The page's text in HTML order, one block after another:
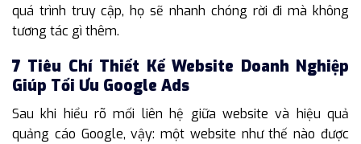
quá trình truy cập, họ sẽ nhanh chóng rời đi mà không
tương tác gì thêm.
7 Tiêu Chí Thiết Kế Website Doanh Nghiệp
Giúp Tối Ưu Google Ads
Sau khi hiểu rõ mối liên hệ giữa website và hiệu quả
quảng cáo Google, vậy: một website như thế nào được